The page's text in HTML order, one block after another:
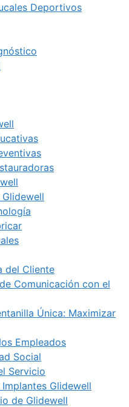
Deportivos
del Cliente
Comunicación con el
Única: Maximizar
Empleados
Social
Servicio
Glidewell
de Glidewell